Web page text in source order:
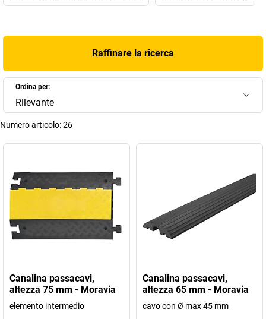
Raffinare la ricerca
Ordina per:
Rilevante
Numero articolo:26
Canalina passacavi,
altezza 75 mm - Moravia
elemento intermedio
Canalina passacavi,
altezza 65 mm - Moravia
cavo con Ø max 45 mm